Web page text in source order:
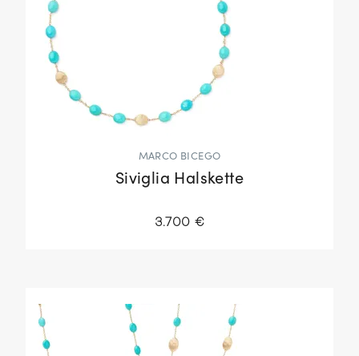
MARCO BICEGO
Siviglia Halskette
3.700 €